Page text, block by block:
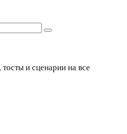
и сценарии на все